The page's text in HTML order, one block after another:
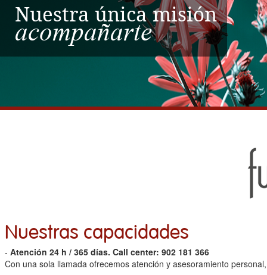
Nuestra única misión
acompañarte
Nuestras capacidades
- Atención 24 h / 365 días. Call center: 902 181 366
Con una sola llamada ofrecemos atención y asesoramiento